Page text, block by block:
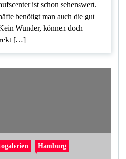
ist schon sehenswert.
benötigt man auch die gut
Wunder, können doch
[…]
Hamburg